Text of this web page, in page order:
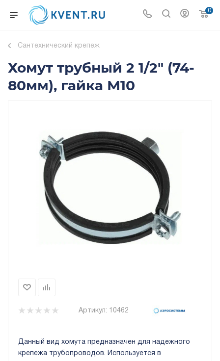
0
Сантехнический крепеж
Хомут трубный 2 1/2" (74-
80мм), гайка М10
Артикул: 10462
Данный вид хомута предназначен для надежного
крепежа трубопроводов. Используется в